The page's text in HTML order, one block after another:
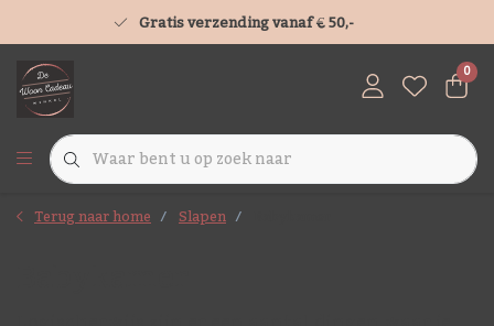
Gratis verzending vanaf € 50,-
0
Terug naar home Slapen